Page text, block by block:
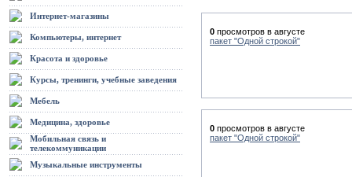
Интернет-магазины
Компьютеры, интернет
Красота и здоровье
Курсы, тренинги, учебные заведения
Мебель
Медицина, здоровье
Мобильная связь и
телекоммуникации
Музыкальные инструменты
0 просмотров в августе
пакет "Одной строкой"
0 просмотров в августе
пакет "Одной строкой"